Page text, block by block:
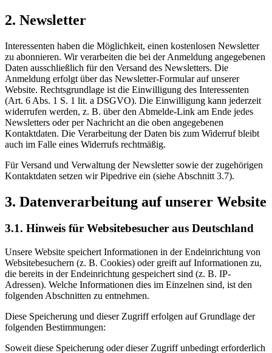
2. Newsletter
Interessenten haben die Möglichkeit, einen kostenlosen Newsletter
zu abonnieren. Wir verarbeiten die bei der Anmeldung angegebenen
Daten ausschließlich für den Versand des Newsletters. Die
Anmeldung erfolgt über das Newsletter-Formular auf unserer
Website. Rechtsgrundlage ist die Einwilligung des Interessenten
(Art. 6 Abs. 1 S. 1 lit. a DSGVO). Die Einwilligung kann jederzeit
widerrufen werden, z. B. über den Abmelde-Link am Ende jedes
Newsletters oder per Nachricht an die oben angegebenen
Kontaktdaten. Die Verarbeitung der Daten bis zum Widerruf bleibt
auch im Falle eines Widerrufs rechtmäßig.
Für Versand und Verwaltung der Newsletter sowie der zugehörigen
Kontaktdaten setzen wir Pipedrive ein (siehe Abschnitt 3.7).
3. Datenverarbeitung auf unserer Website
3.1. Hinweis für Websitebesucher aus Deutschland
Unsere Website speichert Informationen in der Endeinrichtung von
Websitebesuchern (z. B. Cookies) oder greift auf Informationen zu,
die bereits in der Endeinrichtung gespeichert sind (z. B. IP-
Adressen). Welche Informationen dies im Einzelnen sind, ist den
folgenden Abschnitten zu entnehmen.
Diese Speicherung und dieser Zugriff erfolgen auf Grundlage der
folgenden Bestimmungen:
Soweit diese Speicherung oder dieser Zugriff unbedingt erforderlich